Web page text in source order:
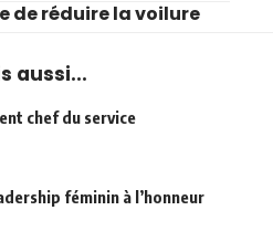
de réduire la voilure
aussi...
chef du service
féminin à l’honneur